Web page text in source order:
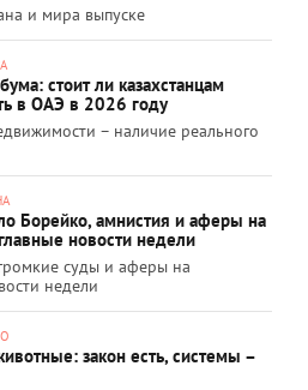
и мира выпуске
стоит ли казахстанцам
в ОАЭ в 2026 году
– наличие реального
Борейко, амнистия и аферы на
новости недели
суды и аферы на
недели
закон есть, системы –